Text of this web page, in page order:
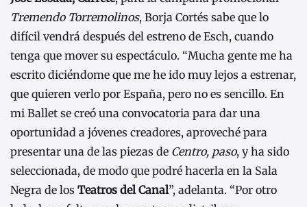
Tremendo Torremolinos, Borja Cortés sabe que lo
difícil vendrá después del estreno de Esch, cuando
tenga que mover su espectáculo. “Mucha gente me ha
escrito diciéndome que me he ido muy lejos a estrenar,
que quieren verlo por España, pero no es sencillo. En
mi Ballet se creó una convocatoria para dar una
oportunidad a jóvenes creadores, aproveché para
presentar una de las piezas de Centro, paso, y ha sido
seleccionada, de modo que podré hacerla en la Sala
Negra de los Teatros del Canal”, adelanta. “Por otro